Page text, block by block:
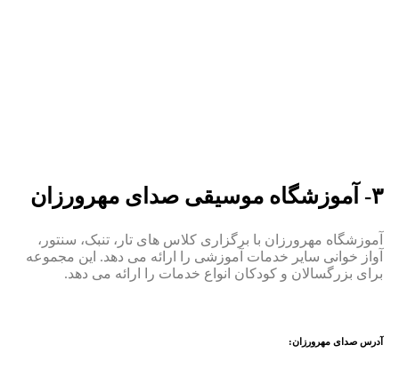
۳- آموزشگاه موسیقی صدای مهرورزان
آموزشگاه مهرورزان با برگزاری کلاس های تار، تنبک، سنتور،
آواز خوانی سایر خدمات آموزشی را ارائه می دهد. این مجموعه
برای بزرگسالان و کودکان انواع خدمات را ارائه می دهد.
آدرس صدای مهرورزان: